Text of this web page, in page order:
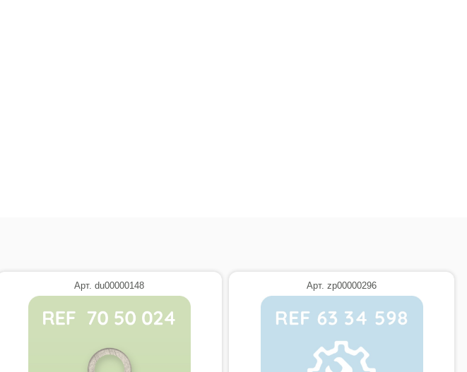
Арт. du00000148 Арт. zp00000296